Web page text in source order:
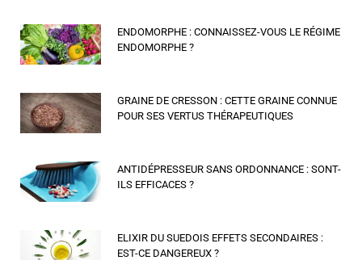
ENDOMORPHE : CONNAISSEZ-VOUS LE RÉGIME
ENDOMORPHE ?
GRAINE DE CRESSON : CETTE GRAINE CONNUE
POUR SES VERTUS THÉRAPEUTIQUES
ANTIDÉPRESSEUR SANS ORDONNANCE : SONT-
ILS EFFICACES ?
ELIXIR DU SUEDOIS EFFETS SECONDAIRES :
EST-CE DANGEREUX ?